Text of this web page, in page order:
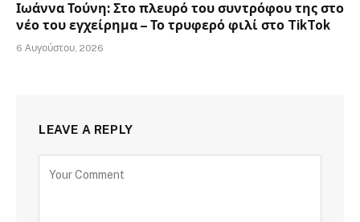
Ιωάννα Τούνη: Στο πλευρό του συντρόφου της στο
νέο του εγχείρημα – Το τρυφερό φιλί στο TikTok
6 Αυγούστου, 2026
LEAVE A REPLY